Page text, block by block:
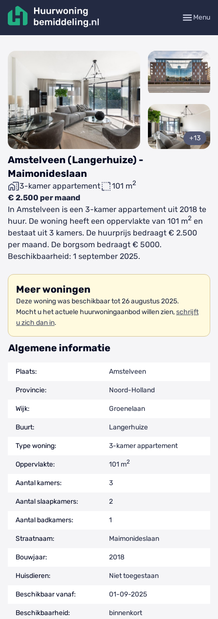
Menu
Amstelveen (Langerhuize) -
Maimonideslaan
3-kamer appartement 101 m2
€ 2.500 per maand
+13
In Amstelveen is een 3-kamer appartement uit 2018 te
huur. De woning heeft een oppervlakte van 101 m2 en
bestaat uit 3 kamers. De huurprijs bedraagt € 2.500
per maand. De borgsom bedraagt € 5000.
Beschikbaarheid: 1 september 2025.
Meer woningen
Deze woning was beschikbaar tot 26 augustus 2025.
Mocht u het actuele huurwoningaanbod willen zien,schrijft
u zich dan in.
Algemene informatie
Plaats: Amstelveen
Provincie: Noord-Holland
Wijk: Groenelaan
Buurt: Langerhuize
Type woning: 3-kamer appartement
Oppervlakte: 101 m2
Aantal kamers: 3
Aantal slaapkamers: 2
Aantal badkamers: 1
Straatnaam: Maimonideslaan
Bouwjaar: 2018
Huisdieren: Niet toegestaan
Beschikbaar vanaf: 01-09-2025
Beschikbaarheid: binnenkort